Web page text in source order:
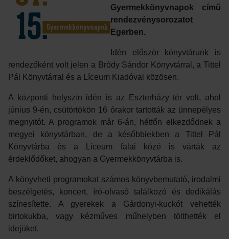
Gyermekkönyvnapok című
rendezvénysorozatot
Egerben.
Idén először könyvtárunk is
rendezőként volt jelen a Bródy Sándor Könyvtárral, a Tittel
Pál Könyvtárral és a Líceum Kiadóval közösen.
A központi helyszín idén is az Eszterházy tér volt, ahol
június 9-én, csütörtökön 16 órakor tartották az ünnepélyes
megnyitót. A programok már 6-án, hétfőn elkezdődnek a
megyei könyvtárban, de a későbbiekben a Tittel Pál
Könyvtárba és a Líceum falai közé is várták az
érdeklődőket, ahogyan a Gyermekkönyvtárba is.
A könyvheti programokat számos könyvbemutató, irodalmi
beszélgetés, koncert, író-olvasó találkozó és dedikálás
színesítette. A gyerekek a Gárdonyi-kuckót vehették
birtokukba, vagy kézműves műhelyben tölthették el
idejüket.